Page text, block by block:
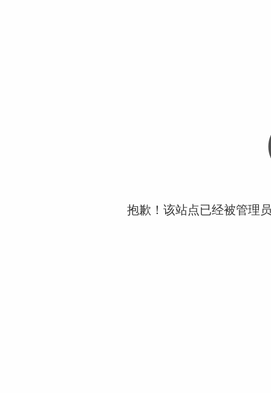
抱歉！该站点已经被管理